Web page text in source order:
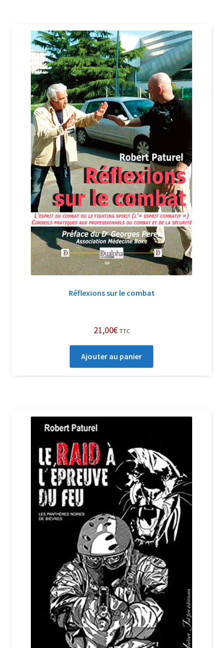
Réflexions sur le combat
21,00€ TTC
Ajouter au panier